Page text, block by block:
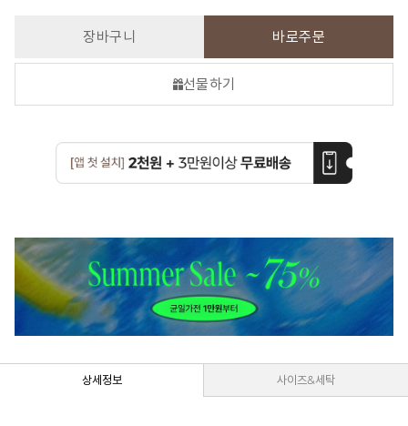
장바구니 바로주문
선물하기
상세정보 사이즈&세탁